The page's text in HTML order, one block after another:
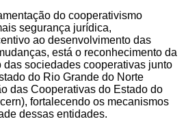
do cooperativismo
segurança jurídica,
ao desenvolvimento das
está o reconhecimento da
das sociedades cooperativas junto
do Rio Grande do Norte
das Cooperativas do Estado do
fortalecendo os mecanismos
dessas entidades.